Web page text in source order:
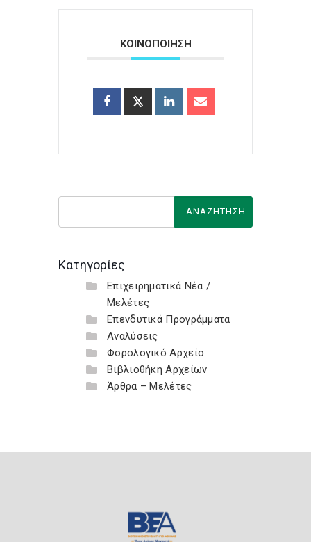
ΚΟΙΝΟΠΟΙΗΣΗ
Κατηγορίες
Επιχειρηματικά Νέα /
Μελέτες
Επενδυτικά Προγράμματα
Αναλύσεις
Φορολογικό Αρχείο
Βιβλιοθήκη Αρχείων
Άρθρα – Μελέτες